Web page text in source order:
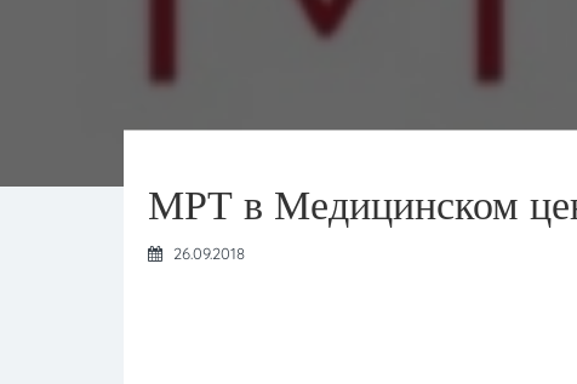
МРТ в Медицинском
26.09.2018